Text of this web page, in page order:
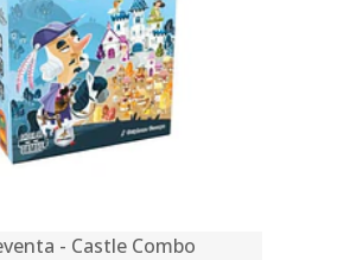
- Castle Combo